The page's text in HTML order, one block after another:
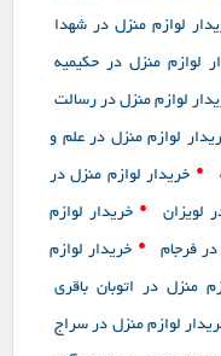
لوازم منزل در شهدا
لوازم منزل در حکیمیه
لوازم منزل در رسالت
لوازم منزل در علم و
• خریدار لوازم منزل در
لویزان • خریدار لوازم
در فرجام • خریدار لوازم
منزل در اتوبان باقری
لوازم منزل در سراج